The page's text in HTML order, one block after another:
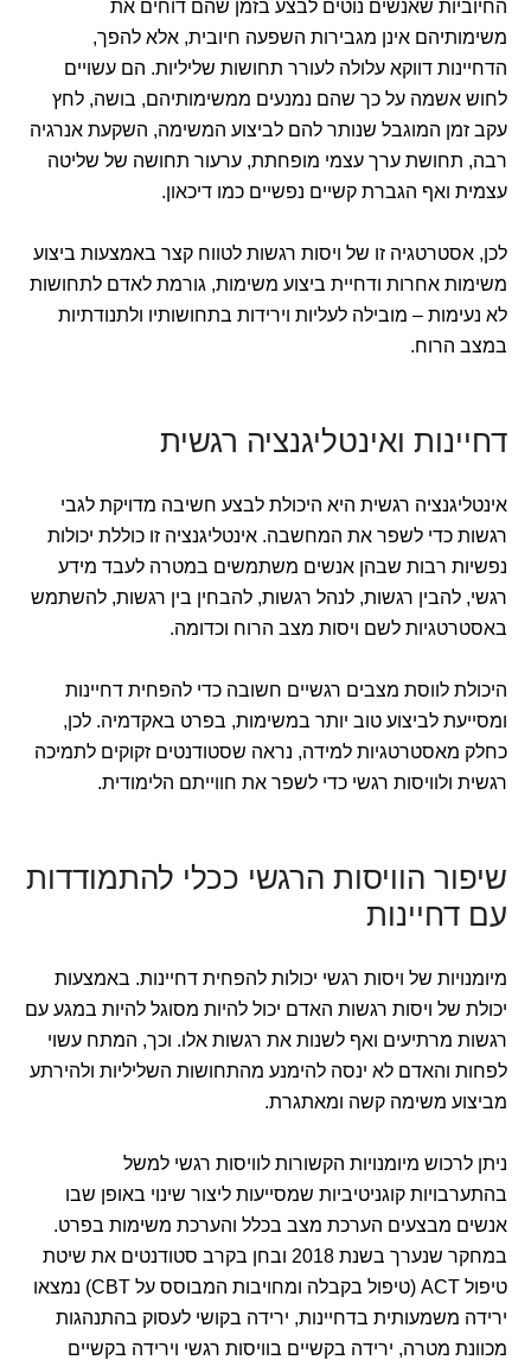
החיוביות שאנשים נוטים לבצע בזמן שהם דוחים את
משימותיהם אינן מגבירות השפעה חיובית, אלא להפך,
הדחיינות דווקא עלולה לעורר תחושות שליליות. הם עשויים
לחוש אשמה על כך שהם נמנעים ממשימותיהם, בושה, לחץ
עקב זמן המוגבל שנותר להם לביצוע המשימה, השקעת אנרגיה
רבה, תחושת ערך עצמי מופחתת, ערעור תחושה של שליטה
עצמית ואף הגברת קשיים נפשיים כמו דיכאון.
לכן, אסטרטגיה זו של ויסות רגשות לטווח קצר באמצעות ביצוע
משימות אחרות ודחיית ביצוע משימות, גורמת לאדם לתחושות
לא נעימות – מובילה לעליות וירידות בתחושותיו ולתנודתיות
במצב הרוח.
דחיינות ואינטליגנציה רגשית
אינטליגנציה רגשית היא היכולת לבצע חשיבה מדויקת לגבי
רגשות כדי לשפר את המחשבה. אינטליגנציה זו כוללת יכולות
נפשיות רבות שבהן אנשים משתמשים במטרה לעבד מידע
רגשי, להבין רגשות, לנהל רגשות, להבחין בין רגשות, להשתמש
באסטרטגיות לשם ויסות מצב הרוח וכדומה.
היכולת לווסת מצבים רגשיים חשובה כדי להפחית דחיינות
ומסייעת לביצוע טוב יותר במשימות, בפרט באקדמיה. לכן,
כחלק מאסטרטגיות למידה, נראה שסטודנטים זקוקים לתמיכה
רגשית ולוויסות רגשי כדי לשפר את חווייתם הלימודית.
שיפור הוויסות הרגשי ככלי להתמודדות
עם דחיינות
מיומנויות של ויסות רגשי יכולות להפחית דחיינות. באמצעות
יכולת של ויסות רגשות האדם יכול להיות מסוגל להיות במגע עם
רגשות מרתיעים ואף לשנות את רגשות אלו. וכך, המתח עשוי
לפחות והאדם לא ינסה להימנע מהתחושות השליליות ולהירתע
מביצוע משימה קשה ומאתגרת.
ניתן לרכוש מיומנויות הקשורות לוויסות רגשי למשל
בהתערבויות קוגניטיביות שמסייעות ליצור שינוי באופן שבו
אנשים מבצעים הערכת מצב בכלל והערכת משימות בפרט.
במחקר שנערך בשנת 2018 ובחן בקרב סטודנטים את שיטת
טיפול ACT (טיפול בקבלה ומחויבות המבוסס על CBT) נמצאו
ירידה משמעותית בדחיינות, ירידה בקושי לעסוק בהתנהגות
מכוונת מטרה, ירידה בקשיים בוויסות רגשי וירידה בקשיים